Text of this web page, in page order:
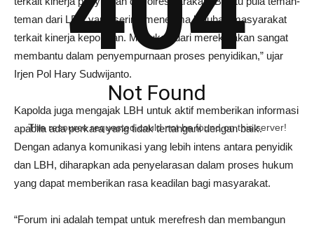
teman dari LBH yang sering menerima keluhan masyarakat
terkait kinerja kepolisian. Masukan dari mereka akan sangat
membantu dalam penyempurnaan proses penyidikan,” ujar
Irjen Pol Hary Sudwijanto.
Kapolda juga mengajak LBH untuk aktif memberikan informasi
apabila ada perkara yang tidak tertangani dengan baik.
Dengan adanya komunikasi yang lebih intens antara penyidik
dan LBH, diharapkan ada penyelarasan dalam proses hukum
yang dapat memberikan rasa keadilan bagi masyarakat.
“Forum ini adalah tempat untuk merefresh dan membangun
Not Found
The resource requested could not be found on this server!